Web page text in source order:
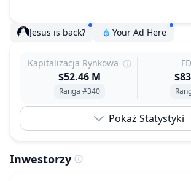
Jesus is back? Your Ad Here
Kapitalizacja Rynkowa
$52.46 M
Ranga #340
Pokaż Statystyki
Inwestorzy